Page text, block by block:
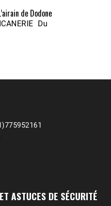
Kapia
de Guidimakha
de Dodone
Du
ASTUCES DE SÉCURITÉ